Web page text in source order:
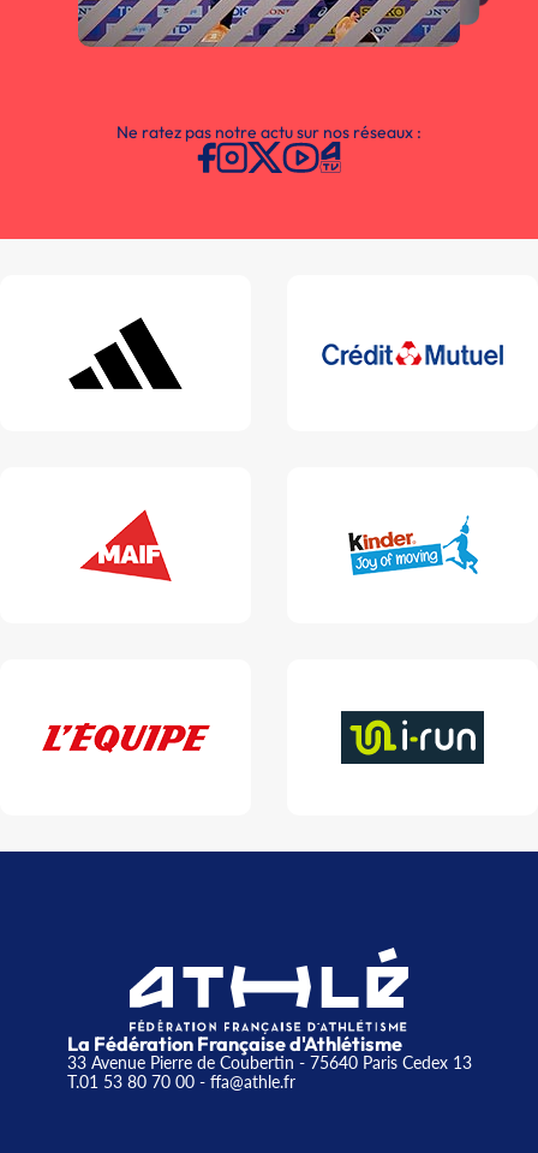
Ne ratez pas notre actu sur nos réseaux :
La Fédération Française d'Athlétisme
33 Avenue Pierre de Coubertin - 75640 Paris Cedex 13
T.01 53 80 70 00- ffa@athle.fr